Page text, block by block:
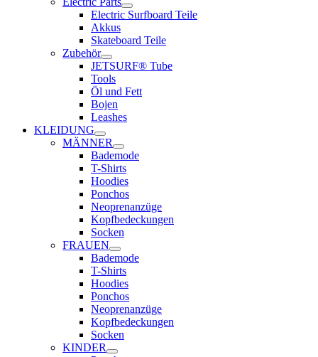
Electric Surfboard Teile
Akkus
Skateboard Teile
Zubehör
JETSURF® Tube
Tools
Öl und Fett
Bojen
Leashes
KLEIDUNG
MÄNNER
Bademode
T-Shirts
Hoodies
Ponchos
Neoprenanzüge
Kopfbedeckungen
Socken
FRAUEN
Bademode
T-Shirts
Hoodies
Ponchos
Neoprenanzüge
Kopfbedeckungen
Socken
KINDER